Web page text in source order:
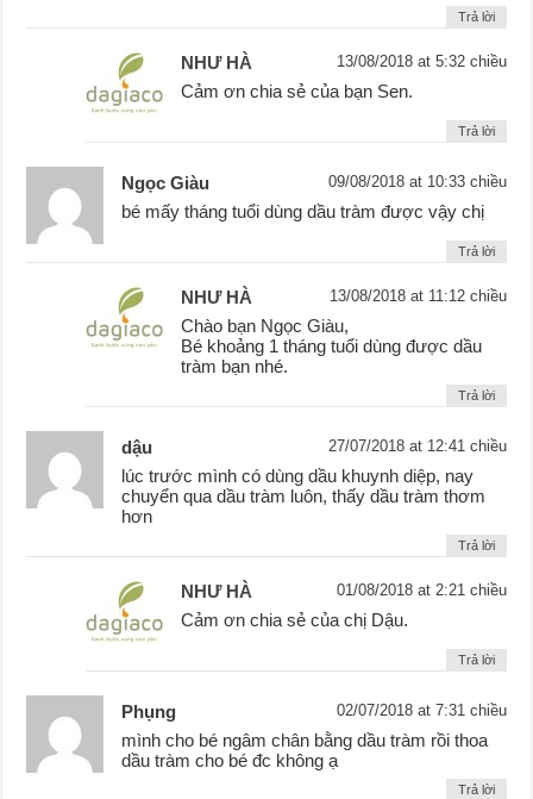
Trả lời
NHƯ HÀ 13/08/2018 at 5:32 chiều
Cảm ơn chia sẻ của bạn Sen.
Trả lời
Ngọc Giàu 09/08/2018 at 10:33 chiều
bé mấy tháng tuổi dùng dầu tràm được vậy chị
Trả lời
NHƯ HÀ 13/08/2018 at 11:12 chiều
Chào bạn Ngọc Giàu,
Bé khoảng 1 tháng tuổi dùng được dầu
tràm bạn nhé.
Trả lời
dậu 27/07/2018 at 12:41 chiều
lúc trước mình có dùng dầu khuynh diệp, nay
chuyển qua dầu tràm luôn, thấy dầu tràm thơm
hơn
Trả lời
NHƯ HÀ 01/08/2018 at 2:21 chiều
Cảm ơn chia sẻ của chị Dậu.
Trả lời
Phụng 02/07/2018 at 7:31 chiều
mình cho bé ngâm chân bằng dầu tràm rồi thoa
dầu tràm cho bé đc không ạ
Trả lời